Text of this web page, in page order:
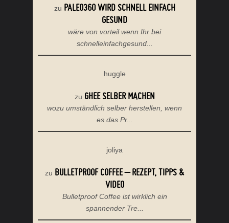
zu PALEO360 WIRD SCHNELL EINFACH
GESUND
wäre von vorteil wenn Ihr bei
schnelleinfachgesund...
huggle
zu GHEE SELBER MACHEN
wozu umständlich selber herstellen, wenn
es das Pr...
joliya
zu BULLETPROOF COFFEE – REZEPT, TIPPS &
VIDEO
Bulletproof Coffee ist wirklich ein
spannender Tre...